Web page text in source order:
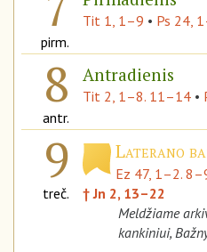
pirm.
Tit 1, 1–9 • Ps 24,
8
antr.
Antradienis
Tit 2, 1–8. 11–14 •
9
treč.
Laterano
Ez 47, 1–2.
† Jn 2, 13–22
Meldžiame
kankiniui,